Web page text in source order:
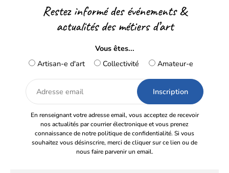
Restez informé des événements &
actualités des métiers d’art
Vous êtes...
Artisan-e d'art
Collectivité Amateur-e
Adresse
email
En renseignant votre adresse email, vous acceptez de recevoir
nos actualités par courrier électronique et vous prenez
connaissance de notre politique de confidentialité. Si vous
souhaitez vous désinscrire, merci de cliquer sur ce lien ou de
nous faire parvenir un email.